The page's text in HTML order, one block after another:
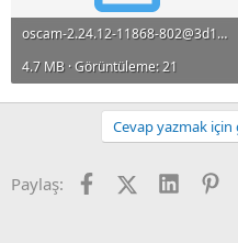
oscam-2.24.12-11868-802@3d1130be-x86_64-libusb-pc-cygwin.zip
4.7 MB · Görüntüleme: 21
Cevap yazmak için
Paylaş: FacebookX (Twitter)